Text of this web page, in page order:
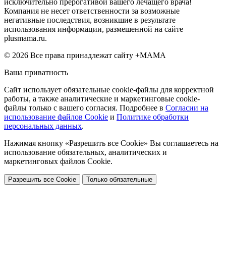
исключительно прерогативой вашего лечащего врача!
Компания не несет ответственности за возможные
негативные последствия, возникшие в результате
использования информации, размешенной на сайте
plusmama.ru.
© 2026 Все права принадлежат сайту +МАМА
Ваша приватность
Сайт использует обязательные cookie-файлы для корректной
работы, а также аналитические и маркетинговые cookie-
файлы только с вашего согласия. Подробнее в Согласии на
использование файлов Cookie и Политике обработки
персональных данных.
Нажимая кнопку «Разрешить все Cookie» Вы соглашаетесь на
использование обязательных, аналитических и
маркетинговых файлов Cookie.
Разрешить все Cookie Только обязательные